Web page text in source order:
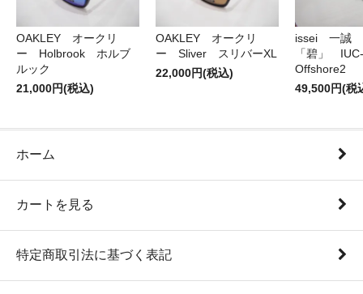
OAKLEY オークリ
ー Holbrook ホルブ
ルック
21,000円(税込)
OAKLEY オークリ
ー Sliver スリバーXL
22,000円(税込)
issei 一
「碧」
Offshore2
49,500円(税
ホーム
カートを見る
特定商取引法に基づく表記